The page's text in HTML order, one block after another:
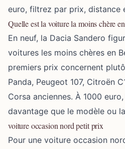
euro, filtrez par prix, distance
Quelle est la voiture la moins chère
En neuf, la Dacia Sandero
voitures les moins chères en
premiers prix concernent
Panda, Peugeot 107, Citroën
Corsa anciennes. À 1000
davantage que le modèle ou
voiture occasion nord petit prix
Pour une voiture occasion